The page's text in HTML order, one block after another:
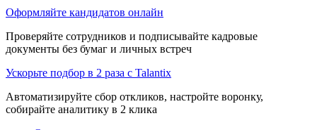
Оформляйте кандидатов онлайн
Проверяйте сотрудников и подписывайте кадровые
документы без бумаг и личных встреч
Ускорьте подбор в 2 раза с Talantix
Автоматизируйте сбор откликов, настройте воронку,
собирайте аналитику в 2 клика